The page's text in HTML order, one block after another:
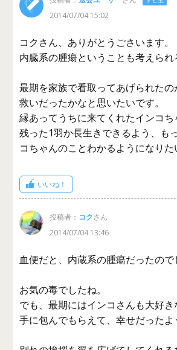
2014/07/04 15:02
コクさん、ありがとうごさいます。
内臓系の腫瘍ということも考えられ
最期を家族で看取ってあげられた
救いだったかなと思いたいです。
縁あってうちに来てくれたインコ
残った1羽か長生きできるよう、も
コちゃんのことわかるようになりた
いいね！
投稿者： コクさん
2014/07/04 13:46
血便だと、内蔵系の腫瘍だったので
お気の毒でしたね。
でも、最期にはインコさんも大好
手に包んでもらえて、幸せだったよ